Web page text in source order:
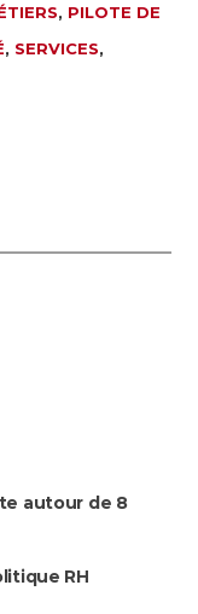
, PILOTE DE
, SERVICES,
autour de 8
RH